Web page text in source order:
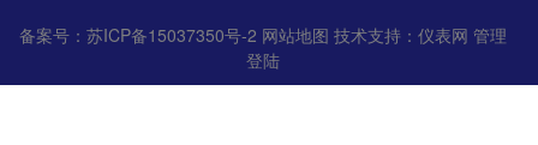
介质损耗测试仪
直流电阻测试仪
绝缘油介电强度测
备案号：苏ICP备15037350号-2 网站地图 技术支持： 仪表网 管理
登陆